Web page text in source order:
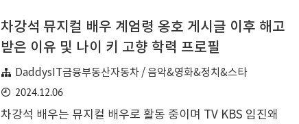
일정 24년 12월 25일김장호 구미시장 이승환 콘서트 취소 2
4년 12월 23일가수 이승환씨는 매불쇼에 출연을 해서 자신
급한 맨트가 인기를 끌기도 했는데요 왜 이런 일들이 일반 국
민들까지 고통을 같이 받아야 하는지 이해가 되지 않는 분들
이 많이 있을 텐데요 그 궁금증을 해소해 보시기 바랍니
차강석 뮤지컬 배우 계엄령 옹호 게시글 이후 해고
받은 이유 및 나이 키 고향 학력 프로필
DaddysIT금융부동산자동차 / 음악&영화&정치&스타
2024.12.06
차강석 배우는 뮤지컬 배우로 활동 중이며 TV KBS 임진왜